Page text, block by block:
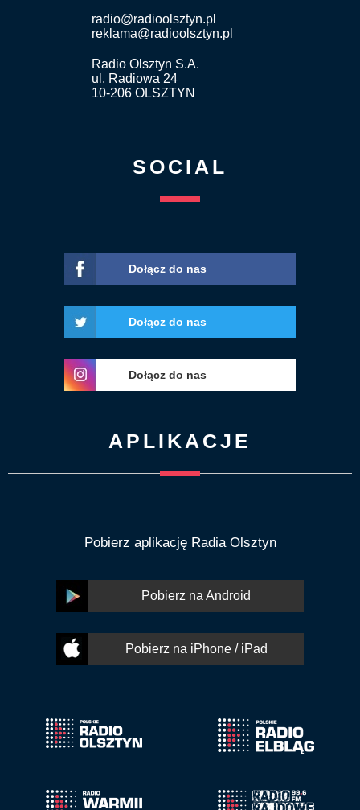
radio@radioolsztyn.pl
reklama@radioolsztyn.pl
Radio Olsztyn S.A.
ul. Radiowa 24
10-206 OLSZTYN
SOCIAL
Dołącz do nas
Dołącz do nas
Dołącz do nas
APLIKACJE
Pobierz aplikację Radia Olsztyn
Pobierz na Android
Pobierz na iPhone / iPad